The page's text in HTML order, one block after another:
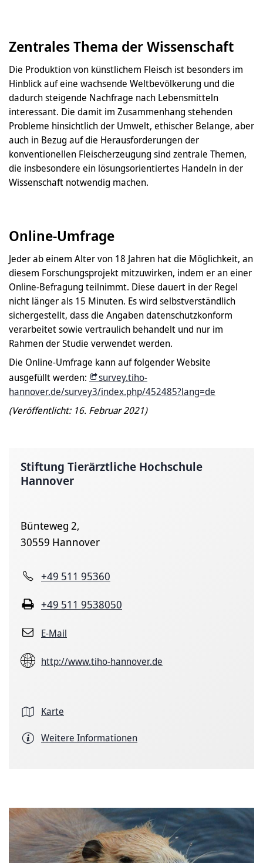
Zentrales Thema der Wissenschaft
Die Produktion von künstlichem Fleisch ist besonders im
Hinblick auf eine wachsende Weltbevölkerung und die
dadurch steigende Nachfrage nach Lebensmitteln
interessant. Die damit im Zusammenhang stehenden
Probleme hinsichtlich der Umwelt, ethischer Belange, aber
auch in Bezug auf die Herausforderungen der
konventionellen Fleischerzeugung sind zentrale Themen,
die insbesondere ein lösungsorientiertes Handeln in der
Wissenschaft notwendig machen.
Online-Umfrage
Jeder ab einem Alter von 18 Jahren hat die Möglichkeit, an
diesem Forschungsprojekt mitzuwirken, indem er an einer
Online-Befragung teilnimmt. Diese dauert in der Regel
nicht länger als 15 Minuten. Es wird selbstverständlich
sichergestellt, dass die Angaben datenschutzkonform
verarbeitet sowie vertraulich behandelt und nur im
Rahmen der Studie verwendet werden.
Die Online-Umfrage kann auf folgender Website
ausgefüllt werden:
survey.tiho-
hannover.de/survey3/index.php/452485?lang=de
(Veröffentlicht: 16. Februar 2021)
Stiftung Tierärztliche Hochschule
Hannover
Bünteweg 2,
30559 Hannover
+49 511 95360
+49 511 9538050
E-Mail
http://www.tiho-hannover.de
Karte
Weitere Informationen